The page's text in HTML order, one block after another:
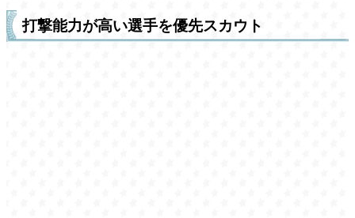
打撃能力が高い選手を優先スカウト